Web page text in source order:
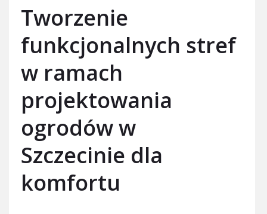
Tworzenie
funkcjonalnych stref
w ramach
projektowania
ogrodów w
Szczecinie dla
komfortu